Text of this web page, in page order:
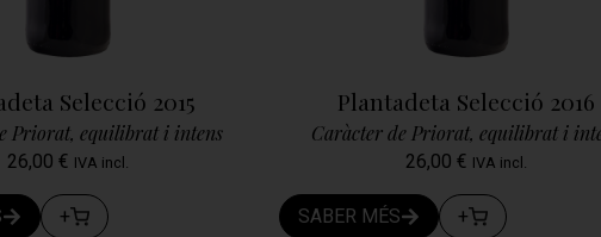
Selecció 2015
Priorat, equilibrat i intens
26,00 € IVA incl.
+
Plantadeta Selecció 2016
Caràcter de Priorat, equilibrat i
26,00€ IVA incl.
SABER MÉS +